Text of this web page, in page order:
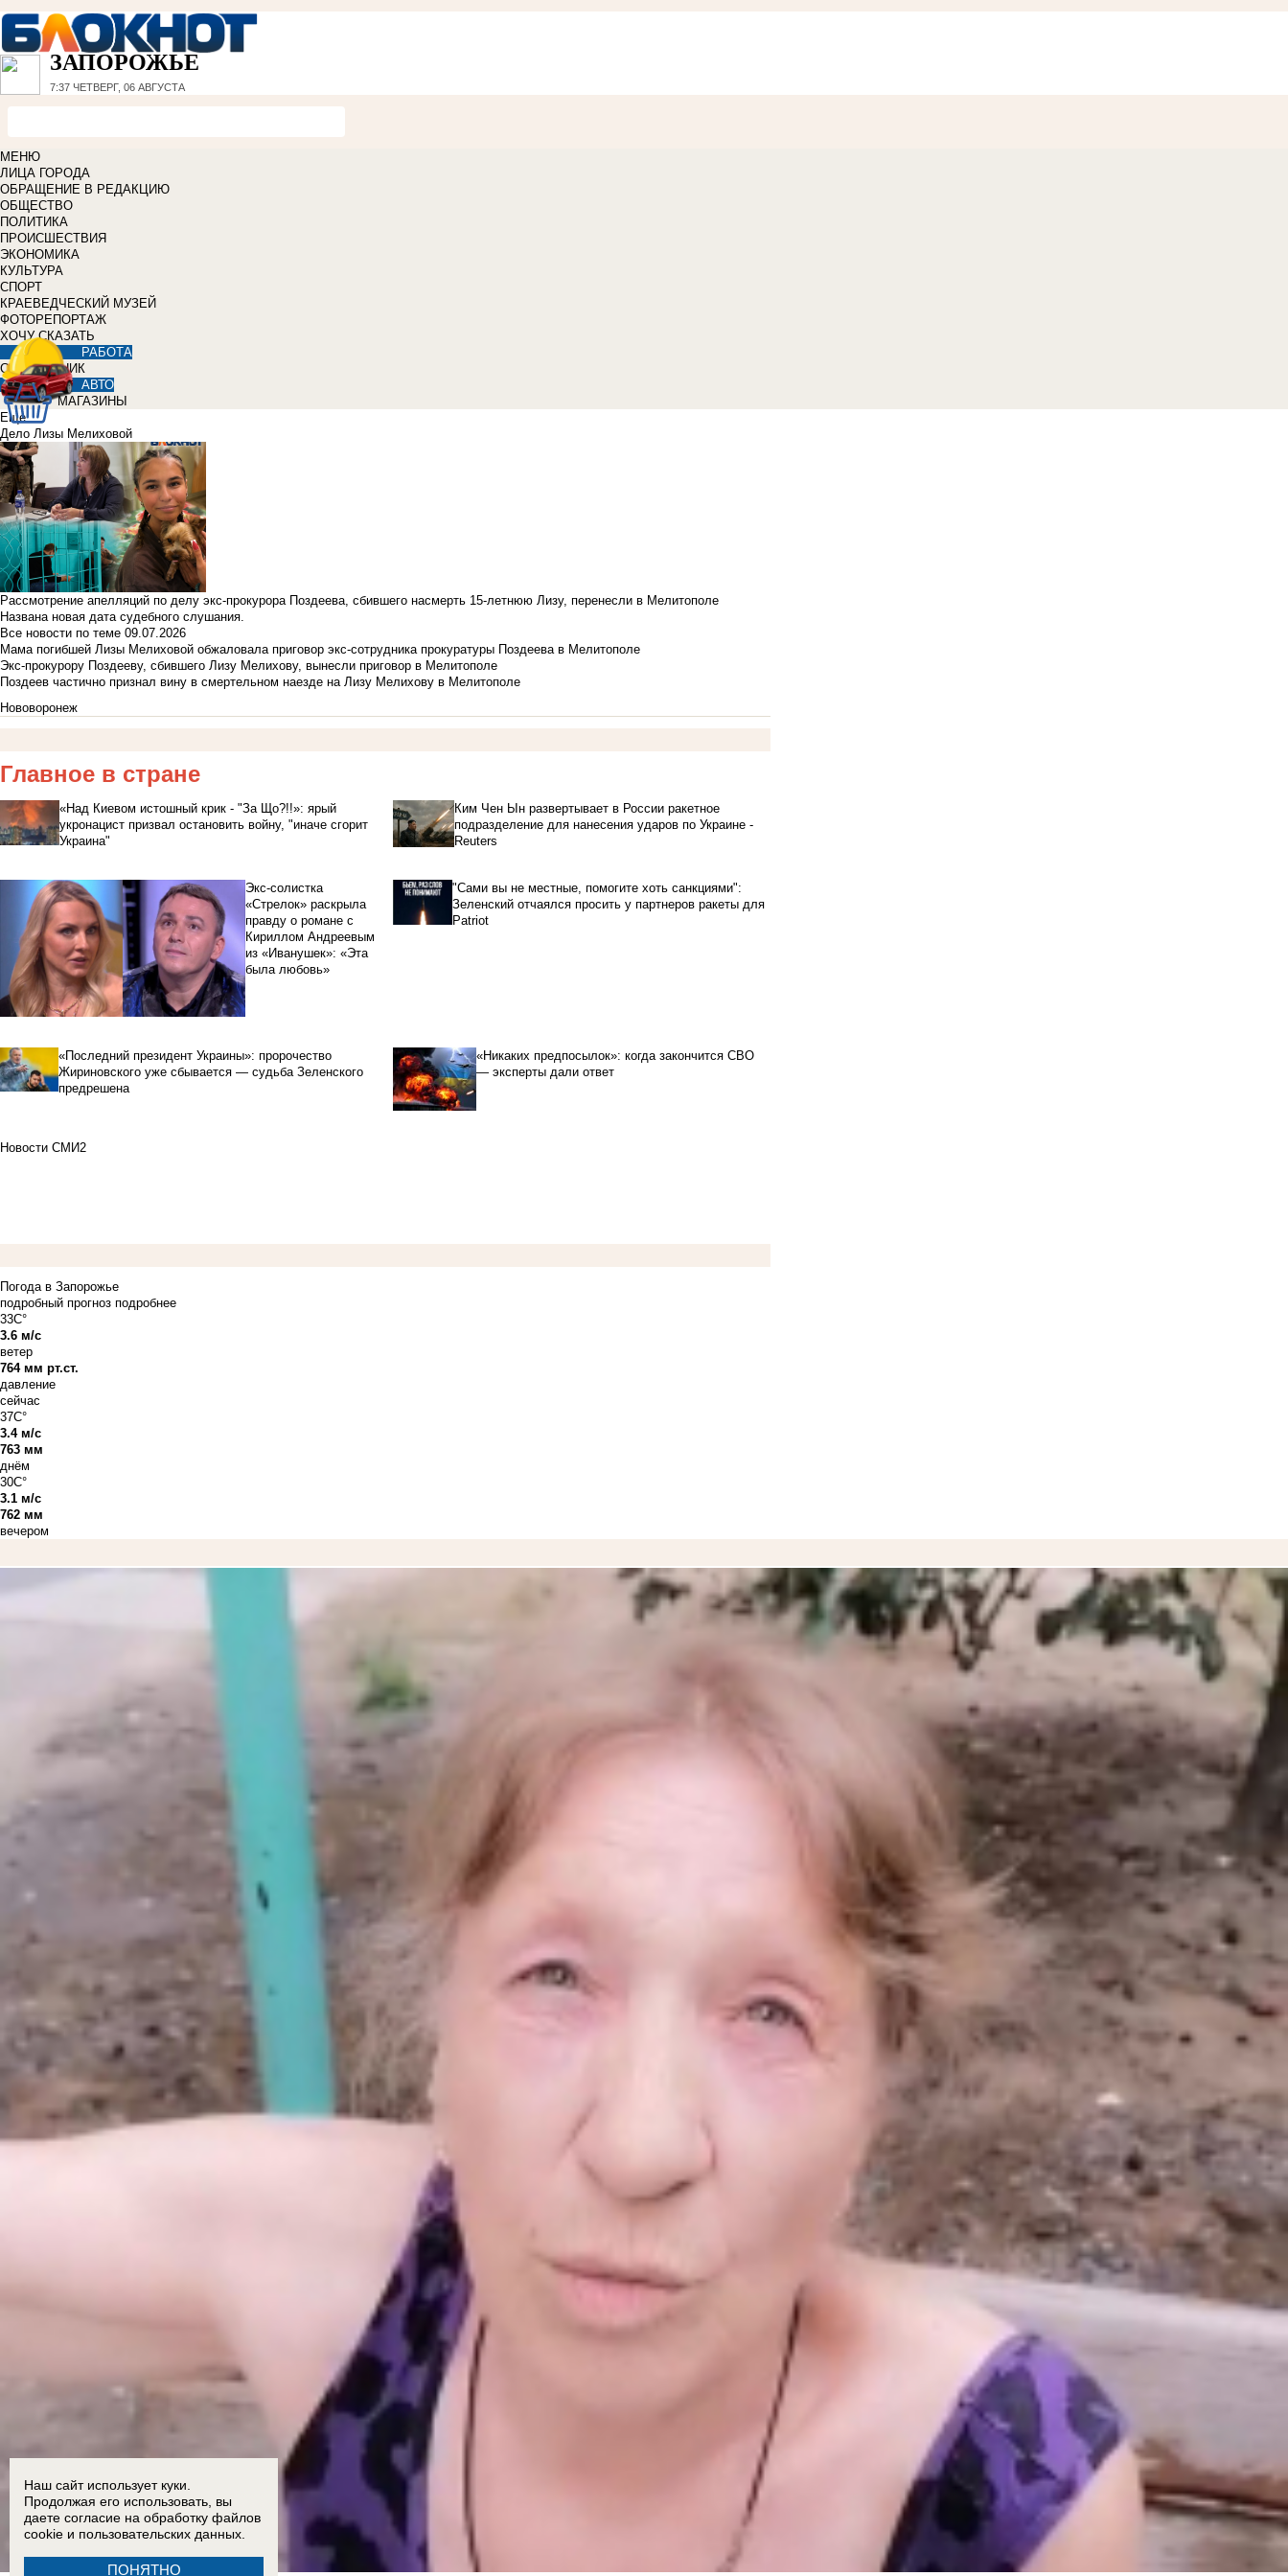
ЗАПОРОЖЬЕ
7:37 ЧЕТВЕРГ, 06 АВГУСТА
МЕНЮ
ЛИЦА ГОРОДА
ОБРАЩЕНИЕ В РЕДАКЦИЮ
ОБЩЕСТВО
ПОЛИТИКА
ПРОИСШЕСТВИЯ
ЭКОНОМИКА
КУЛЬТУРА
СПОРТ
КРАЕВЕДЧЕСКИЙ МУЗЕЙ
ФОТОРЕПОРТАЖ
ХОЧУ СКАЗАТЬ
РАБОТА
СПРАВОЧНИК
АВТО
МАГАЗИНЫ
Еще
Дело Лизы Мелиховой
Рассмотрение апелляций по делу экс-прокурора Поздеева, сбившего насмерть 15-летнюю Лизу, перенесли в Мелитополе
Названа новая дата судебного слушания.
Все новости по теме 09.07.2026
Мама погибшей Лизы Мелиховой обжаловала приговор экс-сотрудника прокуратуры Поздеева в Мелитополе
Экс-прокурору Поздееву, сбившего Лизу Мелихову, вынесли приговор в Мелитополе
Поздеев частично признал вину в смертельном наезде на Лизу Мелихову в Мелитополе
Нововоронеж
Главное в стране
«Над Киевом истошный крик - "За Що?!!»: ярый
укронацист призвал остановить войну, "иначе сгорит
Украина"
Ким Чен Ын развертывает в России ракетное
подразделение для нанесения ударов по Украине -
Reuters
Экс-солистка
«Стрелок» раскрыла
правду о романе с
Кириллом Андреевым
из «Иванушек»: «Эта
была любовь»
"Сами вы не местные, помогите хоть санкциями":
Зеленский отчаялся просить у партнеров ракеты для
Patriot
«Последний президент Украины»: пророчество
Жириновского уже сбывается — судьба Зеленского
предрешена
«Никаких предпосылок»: когда закончится СВО
— эксперты дали ответ
Новости СМИ2
Погода в Запорожье
подробный прогноз подробнее
33C°
3.6 м/с
ветер
764 мм рт.ст.
давление
сейчас
37C°
3.4 м/с
763 мм
днём
30C°
3.1 м/с
762 мм
вечером
Наш сайт использует куки.
Продолжая его использовать, вы
даете согласие на обработку файлов
cookie и пользовательских данных.
ПОНЯТНО